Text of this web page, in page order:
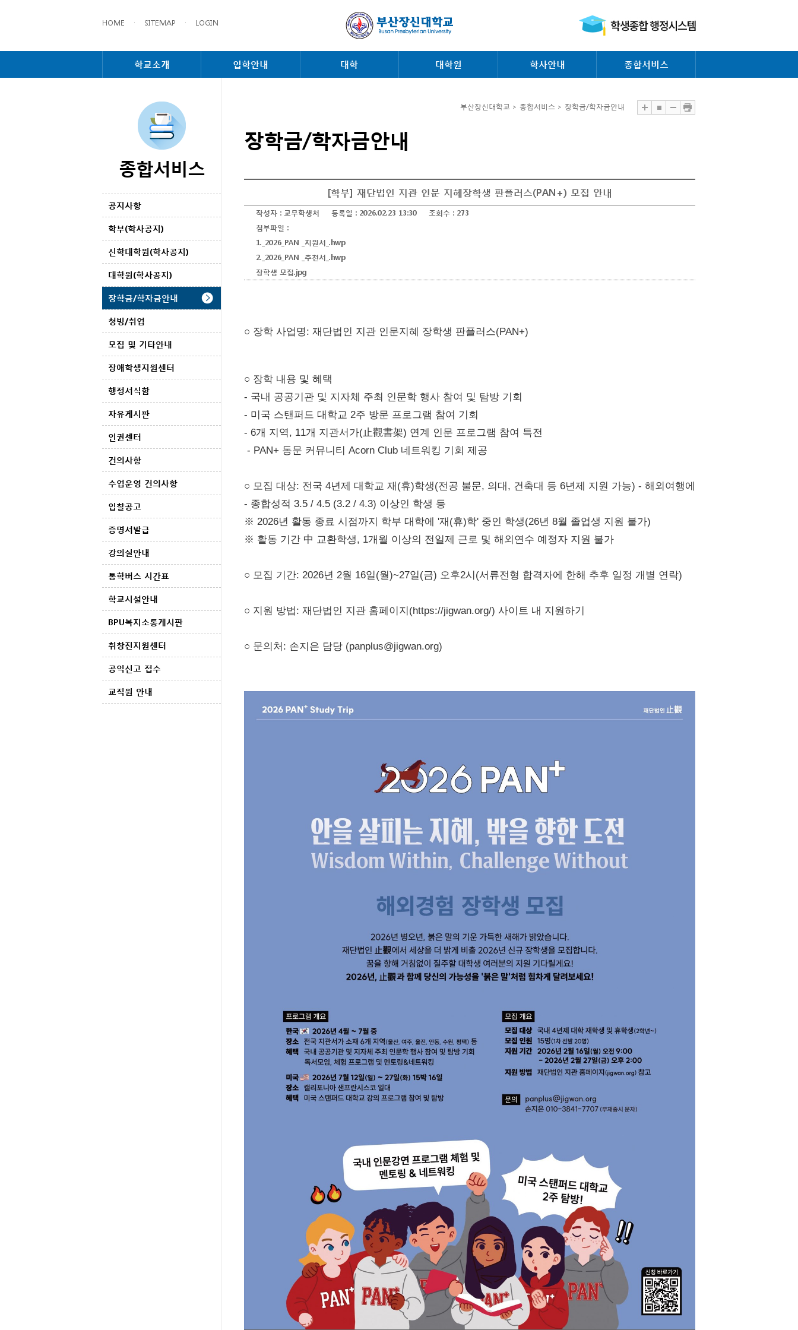
HOME · SITEMAP · LOGIN
학교소개 입학안내 대학 대학원 학사안내 종합서비스
종합서비스
공지사항
학부(학사공지)
신학대학원(학사공지)
대학원(학사공지)
장학금/학자금안내
청빙/취업
모집 및 기타안내
장애학생지원센터
행정서식함
자유게시판
인권센터
건의사항
수업운영 건의사항
입찰공고
증명서발급
강의실안내
통학버스 시간표
학교시설안내
BPU복지소통게시판
취창진지원센터
공익신고 접수
교직원 안내
부산장신대학교 > 종합서비스 > 장학금/학자금안내
장학금/학자금안내
[학부] 재단법인 지관 인문 지혜장학생 판플러스(PAN+) 모집 안내
작성자 : 교무학생처 등록일 : 2026.02.23 13:30 조회수 : 273
첨부파일 :
1._2026_PAN _지원서_.hwp
2._2026_PAN _추천서_.hwp
장학생 모집.jpg
○ 장학 사업명: 재단법인 지관 인문지혜 장학생 판플러스(PAN+)
○ 장학 내용 및 혜택
- 국내 공공기관 및 지자체 주최 인문학 행사 참여 및 탐방 기회
- 미국 스탠퍼드 대학교 2주 방문 프로그램 참여 기회
- 6개 지역, 11개 지관서가(止觀書架) 연계 인문 프로그램 참여 특전
- PAN+ 동문 커뮤니티 Acorn Club 네트워킹 기회 제공
○ 모집 대상: 전국 4년제 대학교 재(휴)학생(전공 불문, 의대, 건축대 등 6년제 지원 가능) - 해외여행에 결격 사유가 없고 미
- 종합성적 3.5 / 4.5 (3.2 / 4.3) 이상인 학생 등
※ 2026년 활동 종료 시점까지 학부 대학에 '재(휴)학' 중인 학생(26년 8월 졸업생 지원 불가)
※ 활동 기간 中 교환학생, 1개월 이상의 전일제 근로 및 해외연수 예정자 지원 불가
○ 모집 기간: 2026년 2월 16일(월)~27일(금) 오후2시(서류전형 합격자에 한해 추후 일정 개별 연락)
○ 지원 방법: 재단법인 지관 홈페이지(https://jigwan.org/) 사이트 내 지원하기
○ 문의처: 손지은 담당 (panplus@jigwan.org)